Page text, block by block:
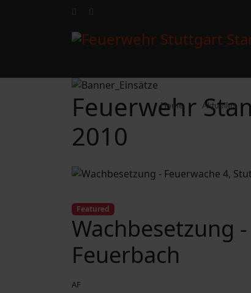
Home Aktuelles
Feuerwehr
2010
Featured
Wachbesetzung
Feuerbach
AF